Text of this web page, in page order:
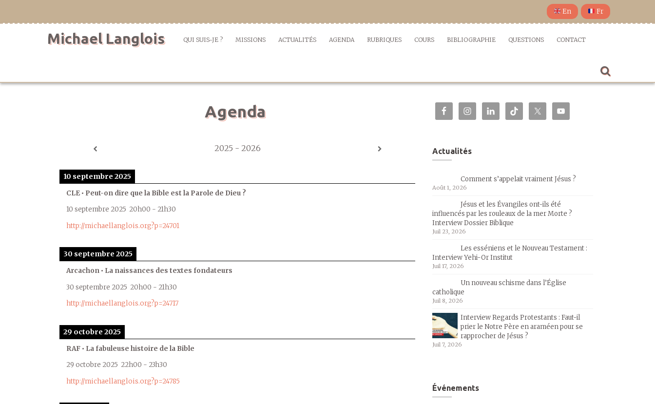
En Fr
Michael Langlois QUI SUIS-JE ? MISSIONS ACTUALITÉS AGENDA RUBRIQUES COURS BIBLIOGRAPHIE QUESTIONS CONTACT
Agenda
2025 - 2026
10 septembre 2025
CLE • Peut-on dire que la Bible est la Parole de Dieu ?
10 septembre 2025 20h00 - 21h30
http://michaellanglois.org?p=24701
30 septembre 2025
Arcachon • La naissances des textes fondateurs
30 septembre 2025 20h00 - 21h30
http://michaellanglois.org?p=24717
29 octobre 2025
RAF • La fabuleuse histoire de la Bible
29 octobre 2025 22h00 - 23h30
http://michaellanglois.org?p=24785
Actualités
Comment s’appelait vraiment Jésus ?
Août 1, 2026
Jésus et les Évangiles ont-ils été
influencés par les rouleaux de la mer Morte ?
Interview Dossier Biblique
Juil 23, 2026
Les esséniens et le Nouveau Testament :
Interview Yehi-Or Institut
Juil 17, 2026
Un nouveau schisme dans l’Église
catholique
Juil 8, 2026
Interview Regards Protestants : Faut-il
prier le Notre Père en araméen pour se
rapprocher de Jésus ?
Juil 7, 2026
Événements